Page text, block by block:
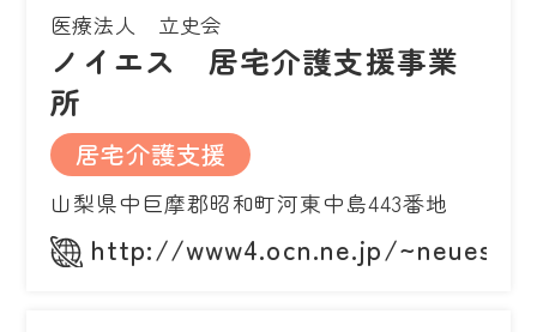
医療法人 立史会
ノイエス 居宅介護支援事業
所
居宅介護支援
山梨県中巨摩郡昭和町河東中島443番地
http://www4.ocn.ne.jp/~neues/